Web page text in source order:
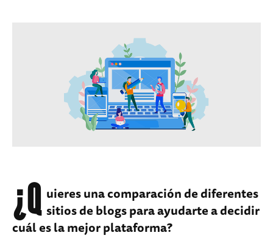
¿Q uieres una comparación de diferentes
sitios de blogs para ayudarte a decidir
cuál es la mejor plataforma?